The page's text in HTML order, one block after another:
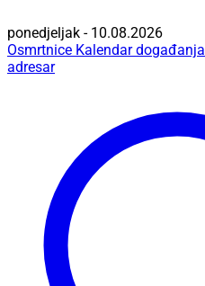
ponedjeljak - 10.08.2026
Osmrtnice Kalendar događanja
adresar